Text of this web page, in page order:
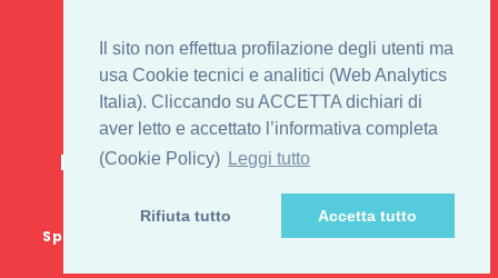
Il sito non effettua profilazione degli utenti ma
usa Cookie tecnici e analitici (Web Analytics
Italia). Cliccando su ACCETTA dichiari di
aver letto e accettato l’informativa completa
(Cookie Policy) Leggi tutto
Rifiuta tutto Accetta tutto
IL 1° STORE ON LINE
PENTAX USATO E
NUOVO
E-commerce 100% online: nessun
negozio fisico o punto di ritiro
Spedizione GRATUITA in Italia con spesa minima di